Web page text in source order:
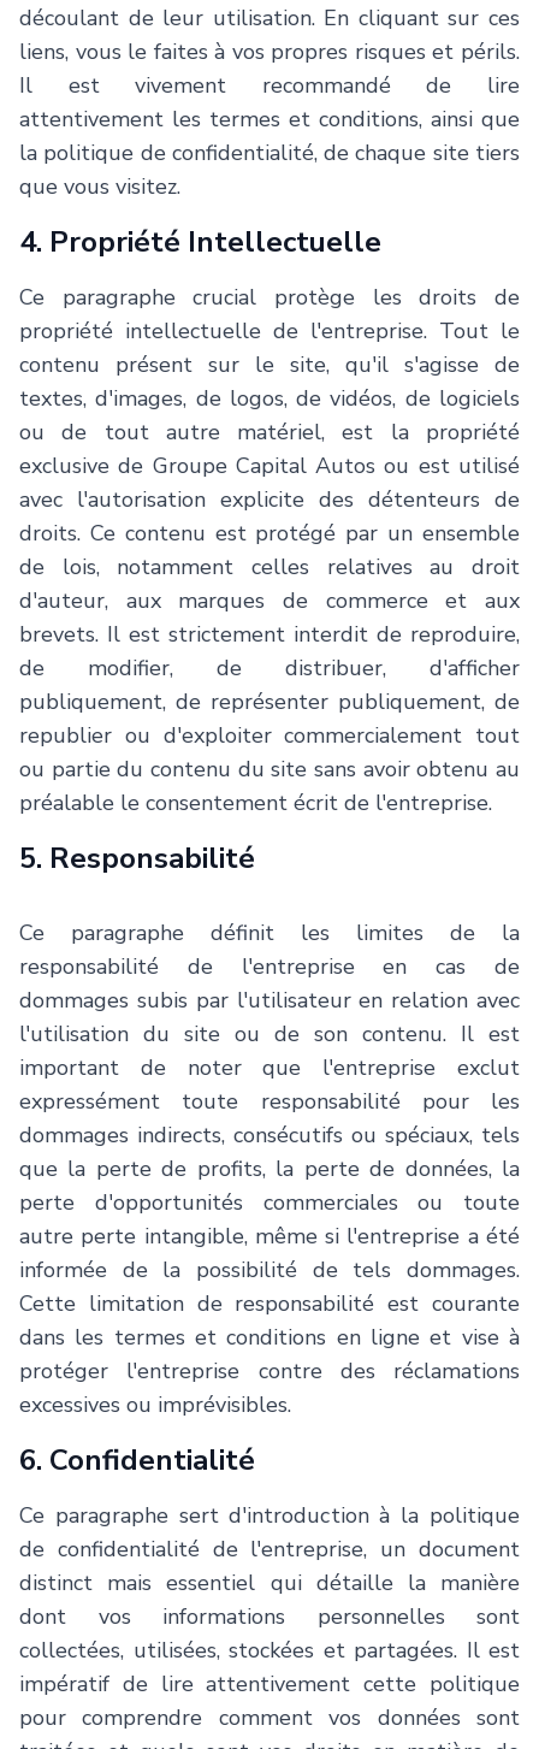
découlant de leur utilisation. En cliquant sur ces
liens, vous le faites à vos propres risques et périls.
Il est vivement recommandé de lire
attentivement les termes et conditions, ainsi que
la politique de confidentialité, de chaque site tiers
que vous visitez.
4. Propriété Intellectuelle
Ce paragraphe crucial protège les droits de
propriété intellectuelle de l'entreprise. Tout le
contenu présent sur le site, qu'il s'agisse de
textes, d'images, de logos, de vidéos, de logiciels
ou de tout autre matériel, est la propriété
exclusive de Groupe Capital Autos ou est utilisé
avec l'autorisation explicite des détenteurs de
droits. Ce contenu est protégé par un ensemble
de lois, notamment celles relatives au droit
d'auteur, aux marques de commerce et aux
brevets. Il est strictement interdit de reproduire,
de modifier, de distribuer, d'afficher
publiquement, de représenter publiquement, de
republier ou d'exploiter commercialement tout
ou partie du contenu du site sans avoir obtenu au
préalable le consentement écrit de l'entreprise.
5. Responsabilité
Ce paragraphe définit les limites de la
responsabilité de l'entreprise en cas de
dommages subis par l'utilisateur en relation avec
l'utilisation du site ou de son contenu. Il est
important de noter que l'entreprise exclut
expressément toute responsabilité pour les
dommages indirects, consécutifs ou spéciaux, tels
que la perte de profits, la perte de données, la
perte d'opportunités commerciales ou toute
autre perte intangible, même si l'entreprise a été
informée de la possibilité de tels dommages.
Cette limitation de responsabilité est courante
dans les termes et conditions en ligne et vise à
protéger l'entreprise contre des réclamations
excessives ou imprévisibles.
6. Confidentialité
Ce paragraphe sert d'introduction à la politique
de confidentialité de l'entreprise, un document
distinct mais essentiel qui détaille la manière
dont vos informations personnelles sont
collectées, utilisées, stockées et partagées. Il est
impératif de lire attentivement cette politique
pour comprendre comment vos données sont